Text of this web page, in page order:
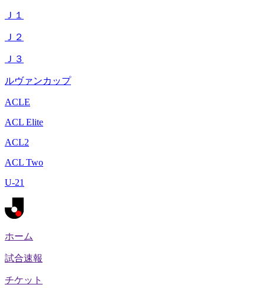
Ｊ１
Ｊ２
Ｊ３
ルヴァンカップ
ACLE
ACL Elite
ACL2
ACL Two
U-21
ホーム
試合速報
チケット